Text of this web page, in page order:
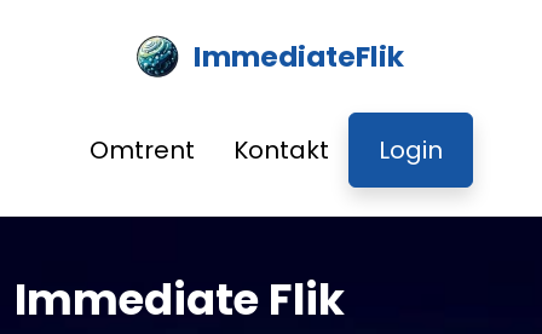
ImmediateFlik
Omtrent Kontakt Login
Immediate Flik